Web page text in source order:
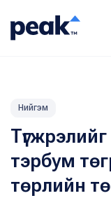
Нийгэм
тэрбум
төрлийн